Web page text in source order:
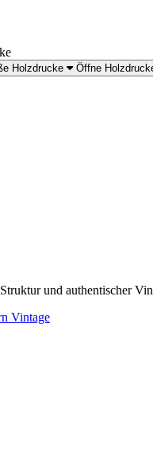
Holzdrucke Öffne
und authentischer
Vintage